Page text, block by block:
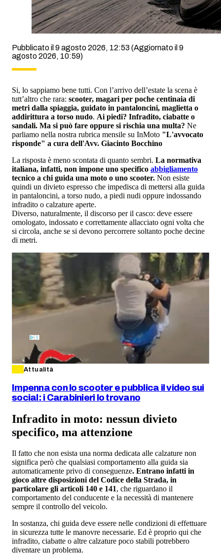
Pubblicato il 9 agosto 2026, 12:53 (Aggiornato il 9
agosto 2026, 10:59)
Si, lo sappiamo bene tutti. Con l’arrivo dell’estate la scena è
tutt’altro che rara: scooter, magari per poche centinaia di
metri dalla spiaggia, guidato in pantaloncini, maglietta o
addirittura a torso nudo. Ai piedi? Infradito, ciabatte o
sandali. Ma si può fare oppure si rischia una multa? Ne
parliamo nella nostra rubrica mensile su InMoto "L'avvocato
risponde" a cura dell'Avv. Giacinto Bocchino
La risposta è meno scontata di quanto sembri. La normativa
italiana, infatti, non impone uno specifico abbigliamento
tecnico a chi guida una moto o uno scooter. Non esiste
quindi un divieto espresso che impedisca di mettersi alla guida
in pantaloncini, a torso nudo, a piedi nudi oppure indossando
infradito o calzature aperte.
Diverso, naturalmente, il discorso per il casco: deve essere
omologato, indossato e correttamente allacciato ogni volta che
si circola, anche se si devono percorrere soltanto poche decine
di metri.
Attualità
Impenna con lo scooter e pubblica il video sui
social: i Carabinieri lo trovano
Infradito in moto: nessun divieto
specifico, ma attenzione
Il fatto che non esista una norma dedicata alle calzature non
significa però che qualsiasi comportamento alla guida sia
automaticamente privo di conseguenze. Entrano infatti in
gioco altre disposizioni del Codice della Strada, in
particolare gli articoli 140 e 141, che riguardano il
comportamento del conducente e la necessità di mantenere
sempre il controllo del veicolo.
In sostanza, chi guida deve essere nelle condizioni di effettuare
in sicurezza tutte le manovre necessarie. Ed è proprio qui che
infradito, ciabatte o altre calzature poco stabili potrebbero
diventare un problema.